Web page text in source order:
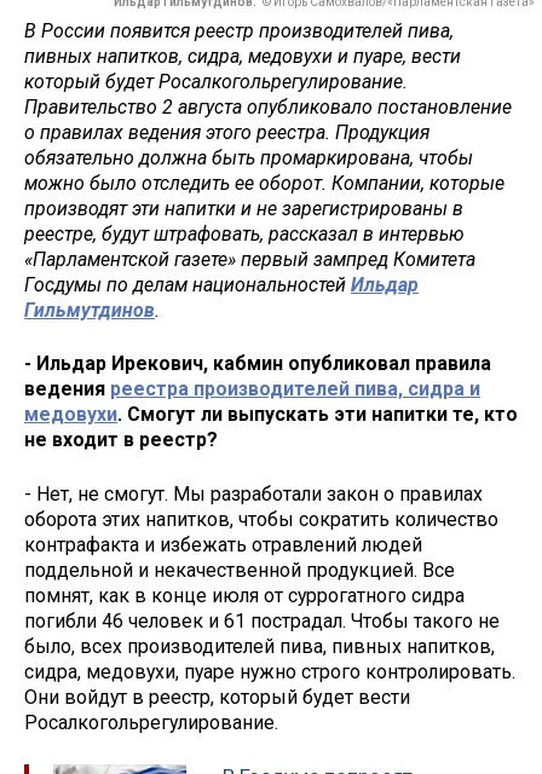
В России появится реестр производителей пива,
пивных напитков, сидра, медовухи и пуаре, вести
который будет Росалкогольрегулирование.
Правительство 2 августа опубликовало постановление
о правилах ведения этого реестра. Продукция
обязательно должна быть промаркирована, чтобы
можно было отследить ее оборот. Компании, которые
производят эти напитки и не зарегистрированы в
реестре, будут штрафовать, рассказал в интервью
«Парламентской газете» первый зампред Комитета
Госдумы по делам национальностей Ильдар
Гильмутдинов.
- Ильдар Ирекович, кабмин опубликовал правила
ведения реестра производителей пива, сидра и
медовухи. Смогут ли выпускать эти напитки те, кто
не входит в реестр?
- Нет, не смогут. Мы разработали закон о правилах
оборота этих напитков, чтобы сократить количество
контрафакта и избежать отравлений людей
поддельной и некачественной продукцией. Все
помнят, как в конце июля от суррогатного сидра
погибли 46 человек и 61 пострадал. Чтобы такого не
было, всех производителей пива, пивных напитков,
сидра, медовухи, пуаре нужно строго контролировать.
Они войдут в реестр, который будет вести
Росалкогольрегулирование.